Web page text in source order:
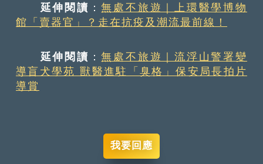
延伸閱讀 ：無處不旅遊｜上環醫學博物
館「賣器官」？走在抗疫及潮流最前線！
延伸閱讀 ：無處不旅遊｜流浮山警署變
導盲犬學苑 獸醫進駐「臭格」保安局長拍片
導賞
我要回應